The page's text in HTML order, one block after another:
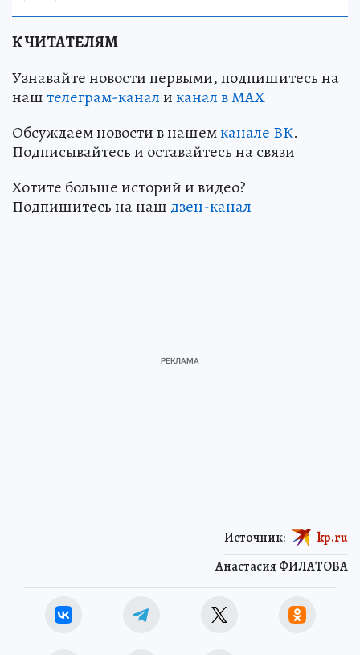
К ЧИТАТЕЛЯМ
Узнавайте новости первыми, подпишитесь на
наштелеграм-каналиканал в МАХ
Обсуждаем новости в нашемканале ВК.
Подписывайтесь и оставайтесь на связи
Хотите больше историй и видео?
Подпишитесь на наш дзен-канал
Анастасия ФИЛАТОВА
Источник: kp.ru